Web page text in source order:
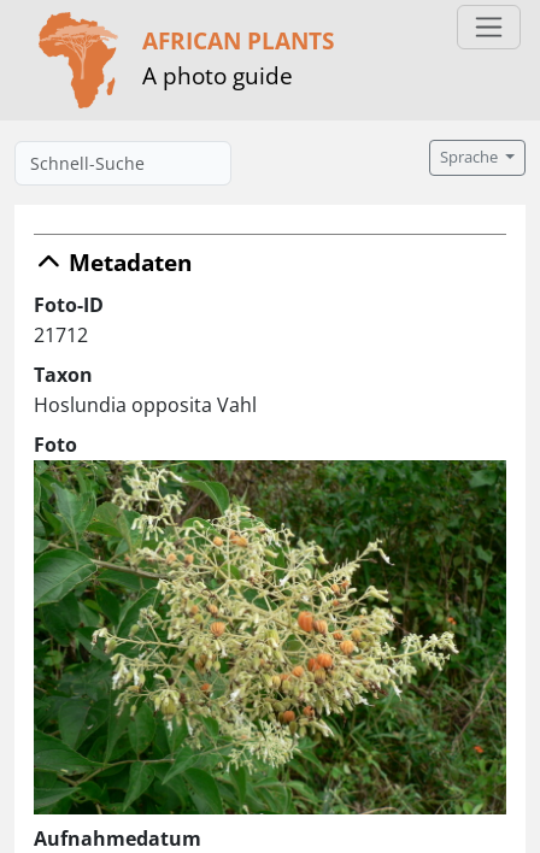
AFRICAN PLANTS
A photo guide
Sprache
Metadaten
Foto-ID
21712
Taxon
Hoslundia opposita Vahl
Foto
Aufnahmedatum